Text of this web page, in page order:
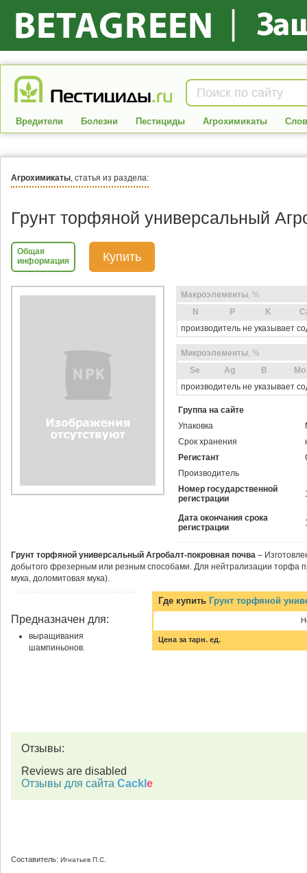
Вредители Болезни Пестициды Агрохимикаты
Агрохимикаты, статья из раздела:
Грунт торфяной универсальный
Общая
информация
Купить
Макроэлементы, %
N
P K
производитель не указывает
Микроэлементы, %
Sе
Ag B
Mo
производитель не указывает
Группа на сайте
Упаковка
Срок хранения
Регистант
Производитель
Номер государственной
регистрации
Дата окончания срока
регистрации
Грунт торфяной универсальный Агробалт-покровная почва –
добытого фрезерным или резным способами. Для нейтрализации торфа
мука, доломитовая мука).
Где купить Грунт торфяной
Цена за тарн. ед.
Предназначен для:
выращивания
шампиньонов.
Отзывы:
Reviews are disabled
Отзывы для сайта Cackl e
Составитель: Игнатьев П.С.